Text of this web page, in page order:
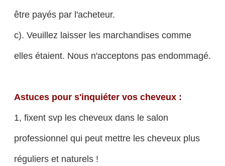
être payés par l'acheteur.
c). Veuillez laisser les marchandises comme
elles étaient. Nous n'acceptons pas endommagé.
Astuces pour s'inquiéter vos cheveux :
1, fixent svp les cheveux dans le salon
professionnel qui peut mettre les cheveux plus
réguliers et naturels !